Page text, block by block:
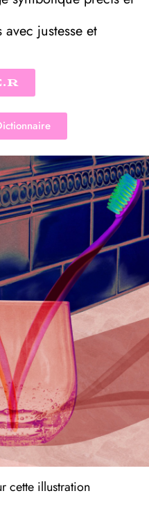
justesse et
cette illustration